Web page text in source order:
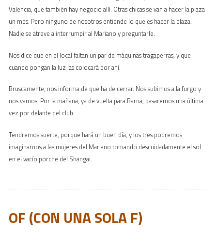
Valencia, que también hay negocio allí. Otras chicas se van a hacer la plaza
un mes. Pero ninguno de nosotros entiende lo que es hacer la plaza.
Nadie se atreve a interrumpir al Mariano y preguntarle.
Nos dice que en el local faltan un par de máquinas tragaperras, y que
cuando pongan la luz las colocará por ahí.
Bruscamente, nos informa de que ha de cerrar. Nos subimos a la furgo y
nos vamos. Por la mañana, ya de vuelta para Barna, pasaremos una última
vez por delante del club.
Tendremos suerte, porque hará un buen día, y los tres podremos
imaginarnos a las mujeres del Mariano tomando descuidadamente el sol
en el vacío porche del Shangai.
OF (CON UNA SOLA F)